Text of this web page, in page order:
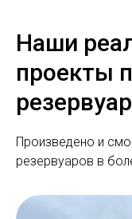
Наши
проекты
Произведено и
резервуаров в